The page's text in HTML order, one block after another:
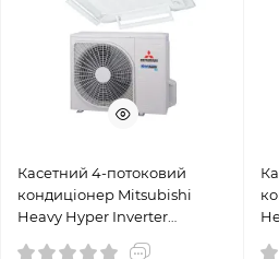
Касетний 4-потоковий
кондиціонер Mitsubishi
Heavy Hyper Inverter